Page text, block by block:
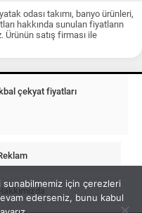
odası takımı, banyo ürünleri,
hakkında sunulan fiyatların
satış firması ile
çekyat fiyatları
için çerezleri
ederseniz, bunu kabul